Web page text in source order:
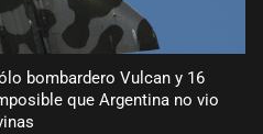
bombardero Vulcan y 16
que Argentina no vio